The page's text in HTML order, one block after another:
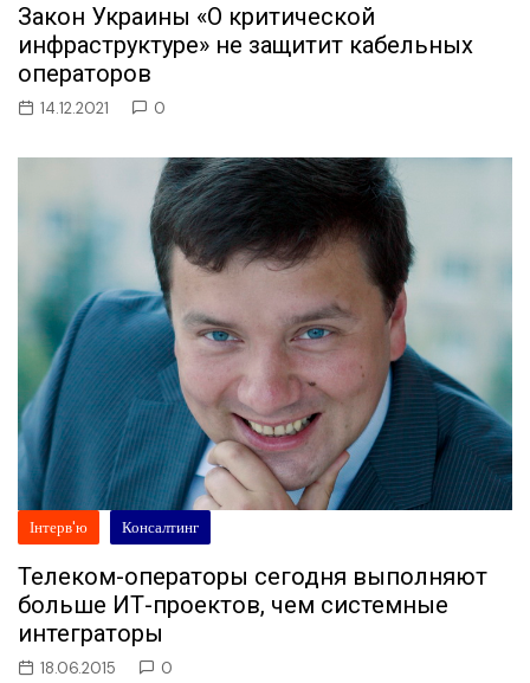
Закон Украины «О критической
инфраструктуре» не защитит кабельных
операторов
14.12.2021 0
Інтерв'ю Консалтинг
Телеком-операторы сегодня выполняют
больше ИТ-проектов, чем системные
интеграторы
18.06.2015 0